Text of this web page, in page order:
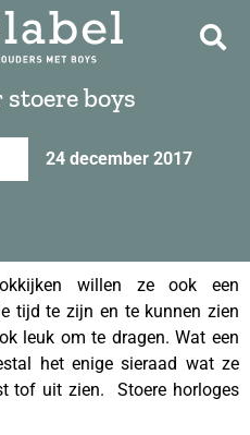
stoere boys
24 december 2017
willen ze ook een
tijd te zijn en te kunnen zien
leuk om te dragen. Wat een
het enige sieraad wat ze
tof uit zien. Stoere horloges